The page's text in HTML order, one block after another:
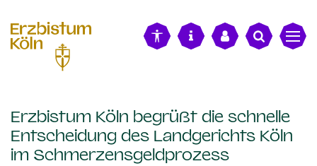
Erzbistum Köln begrüßt die schnelle
Entscheidung des Landgerichts Köln
im Schmerzensgeldprozess: